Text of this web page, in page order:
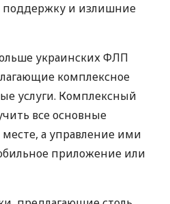
и излишние
украинских ФЛП
комплексное
услуги. Комплексный
все основные
а управление ими
приложение или